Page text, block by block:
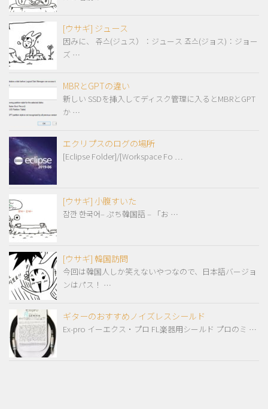
[ウサギ] ジュース
因みに、 쥬스(ジュス）：ジュース 죠스(ジョス)：ジョー
ズ …
MBRとGPTの違い
新しい SSDを挿入してディスク管理に入るとMBRとGPT
か …
エクリプスのログの場所
[Eclipse Folder]/[Workspace Fo …
[ウサギ] 小腹すいた
잠깐 한국어– ぷち韓国語 – 「お …
[ウサギ] 韓国訪問
今回は韓国人しか笑えないやつなので、日本語バージョ
ンはパス！ …
ギターのおすすめノイズレスシールド
Ex-pro イーエクス・プロ FL楽器用シールド プロのミ …